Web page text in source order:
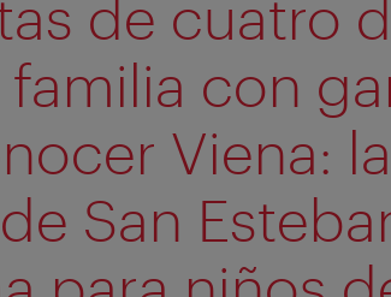
de cuatro
familia con
Viena: la
San